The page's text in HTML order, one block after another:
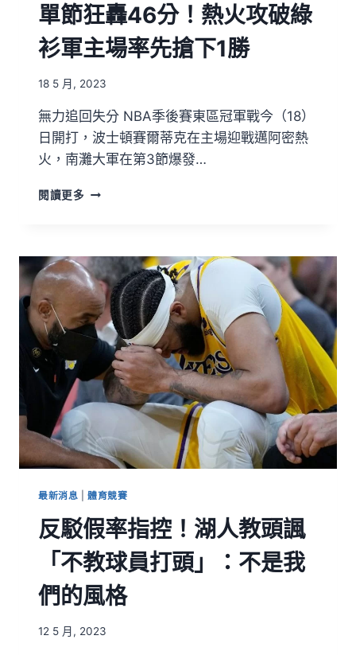
單節狂轟46分！熱火攻破綠
衫軍主場率先搶下1勝
18 5 月, 2023
無力追回失分 NBA季後賽東區冠軍戰今（18）
日開打，波士頓賽爾蒂克在主場迎戰邁阿密熱
火，南灘大軍在第3節爆發…
閱讀更多
最新消息 |體育競賽
反駁假率指控！湖人教頭諷
「不教球員打頭」：不是我
們的風格
12 5 月, 2023